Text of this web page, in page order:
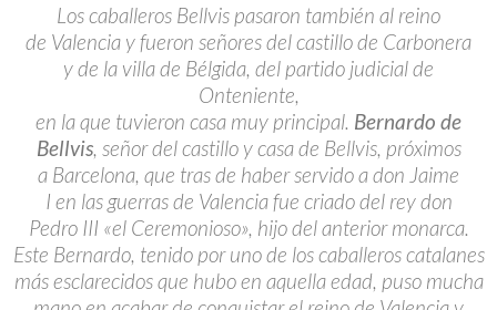
Los caballeros Bellvis pasaron también al reino
de Valencia y fueron señores del castillo de Carbonera
y de la villa de Bélgida, del partido judicial de
Onteniente,
en la que tuvieron casa muy principal. Bernardo de
Bellvis, señor del castillo y casa de Bellvis, próximos
a Barcelona, que tras de haber servido a don Jaime
I en las guerras de Valencia fue criado del rey don
Pedro III «el Ceremonioso», hijo del anterior monarca.
Este Bernardo, tenido por uno de los caballeros catalanes
más esclarecidos que hubo en aquella edad, puso mucha